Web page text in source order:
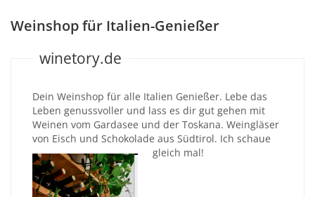
Weinshop für Italien-Genießer
winetory.de
Dein Weinshop für alle Italien Genießer. Lebe das
Leben genussvoller und lass es dir gut gehen mit
Weinen vom Gardasee und der Toskana. Weingläser
von Eisch und Schokolade aus Südtirol. Ich schaue
gleich mal!